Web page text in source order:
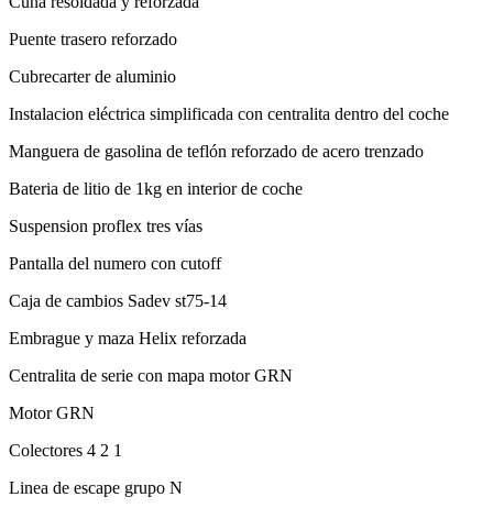
Puente trasero reforzado
Cubrecarter de aluminio
Instalacion eléctrica simplificada con centralita dentro del coche
Manguera de gasolina de teflón reforzado de acero trenzado
Bateria de litio de 1kg en interior de coche
Suspension proflex tres vías
Pantalla del numero con cutoff
Caja de cambios Sadev st75-14
Embrague y maza Helix reforzada
Centralita de serie con mapa motor GRN
Motor GRN
Colectores 4 2 1
Linea de escape grupo N
Admisión de fibra